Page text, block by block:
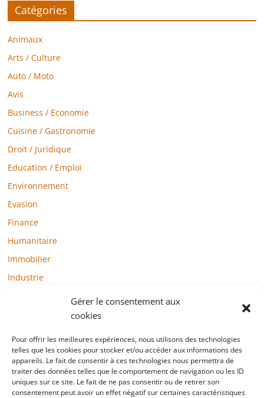
Gérer le consentement aux
cookies
Pour offrir les meilleures expériences, nous utilisons des technologies
telles que les cookies pour stocker et/ou accéder aux informations des
appareils. Le fait de consentir à ces technologies nous permettra de
traiter des données telles que le comportement de navigation ou les ID
uniques sur ce site. Le fait de ne pas consentir ou de retirer son
consentement peut avoir un effet négatif sur certaines caractéristiques
Catégories
Animaux
Arts / Culture
Auto / Moto
Avis
Business / Economie
Cuisine / Gastronomie
Droit / Juridique
Education / Emploi
Environnement
Evasion
Finance
Humanitaire
Immobilier
Industrie
Mode / Beauté / Bien-être
Santé
Société